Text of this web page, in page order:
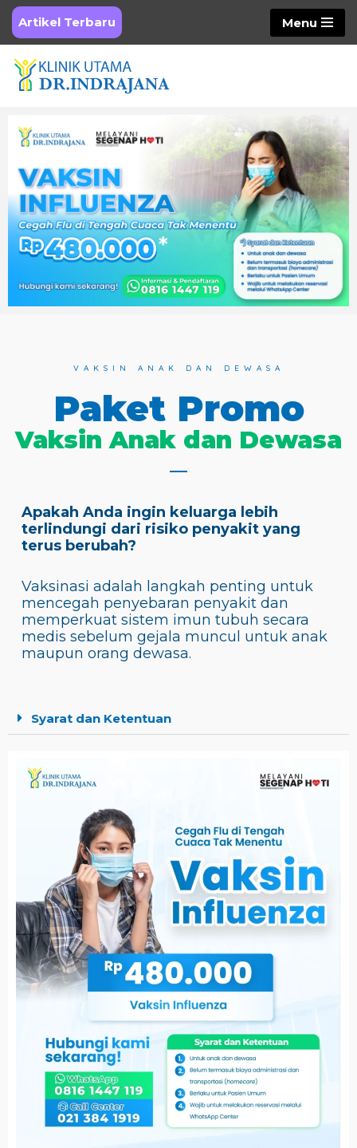
Skip
to
content
Artikel Terbaru Menu
VAKSIN ANAK DAN DEWASA
Paket Promo
Vaksin Anak dan Dewasa
Apakah Anda ingin keluarga lebih
terlindungi dari risiko penyakit yang
terus berubah?
Vaksinasi adalah langkah penting untuk
mencegah penyebaran penyakit dan
memperkuat sistem imun tubuh secara
medis sebelum gejala muncul untuk anak
maupun orang dewasa.
Syarat dan Ketentuan